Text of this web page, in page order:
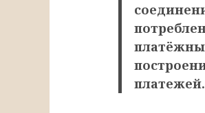
платежей.